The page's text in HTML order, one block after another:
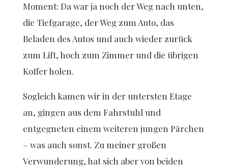
Moment: Da war ja noch der Weg nach unten,
die Tiefgarage, der Weg zum Auto, das
Beladen des Autos und auch wieder zurück
zum Lift, hoch zum Zimmer und die übrigen
Koffer holen.
Sogleich kamen wir in der untersten Etage
an, gingen aus dem Fahrstuhl und
entgegneten einem weiteren jungen Pärchen
– was auch sonst. Zu meiner großen
Verwunderung, hat sich aber von beiden